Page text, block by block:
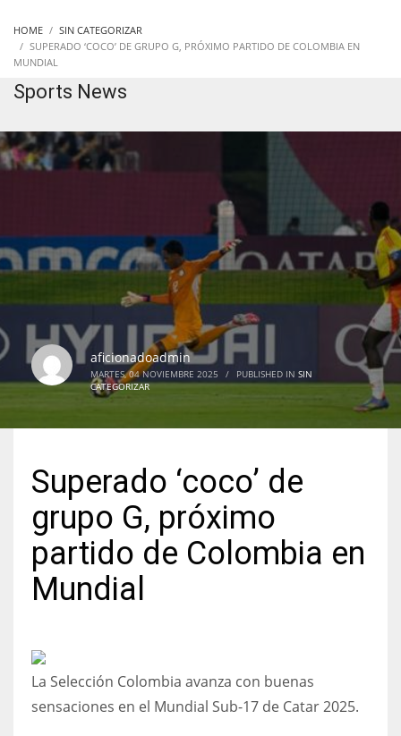
NYJ
24
HOME
SIN CATEGORIZAR
SUPERADO ‘COCO’ DE GRUPO G, PRÓXIMO PARTIDO DE COLOMBIA EN
MUNDIAL
Sports News
aficionadoadmin
MARTES, 04 NOVIEMBRE 2025 / PUBLISHED IN SIN
CATEGORIZAR
Superado ‘coco’ de
grupo G, próximo
partido de Colombia en
Mundial
La Selección Colombia avanza con buenas
sensaciones en el Mundial Sub-17 de Catar 2025.